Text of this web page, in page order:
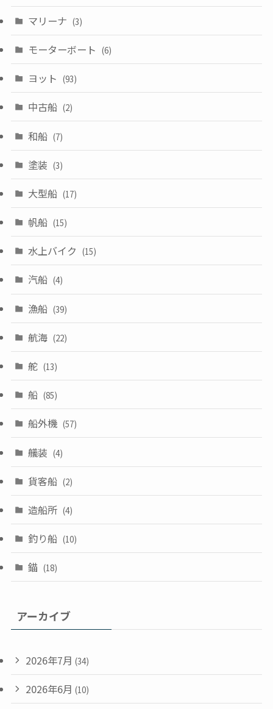
マリーナ (3)
モーターボート (6)
ヨット (93)
中古船 (2)
和船 (7)
塗装 (3)
大型船 (17)
帆船 (15)
水上バイク (15)
汽船 (4)
漁船 (39)
航海 (22)
舵 (13)
船 (85)
船外機 (57)
艤装 (4)
貨客船 (2)
造船所 (4)
釣り船 (10)
錨 (18)
アーカイブ
2026年7月 (34)
2026年6月 (10)